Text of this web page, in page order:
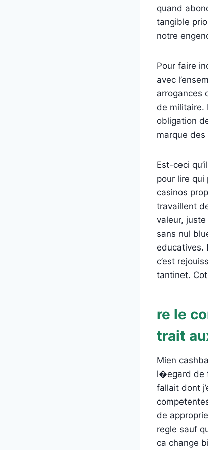
quand
tangible
notre
Pour faire
avec
arrogances
de militaire.
obligation
marque
Est-ceci
pour lire
casinos
travaillent
valeur,
sans nul
educatives.
c’est
tantinet.
re le
trait
Mien
l�egard de
fallait dont
de
regle sauf
ca change